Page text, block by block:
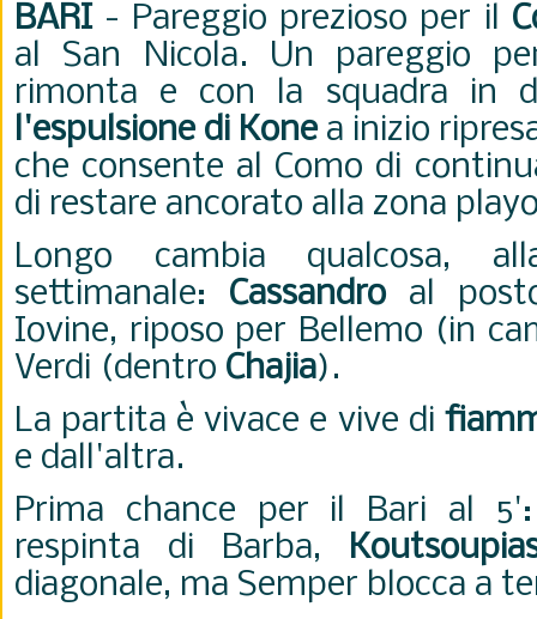
BARI- Pareggio prezioso per il
al San Nicola. Un pareggio
rimonta e con la squadra in
l'espulsione di Konea inizio
che consente al Como di
di restare ancorato alla zona
Longo cambia qualcosa,
settimanale: Cassandroal
Iovine, riposo per Bellemo (in
Verdi (dentro Chajia).
La partita è vivace e vive di
e dall'altra.
Prima chance per il Bari al
respinta di Barba,
diagonale, ma Semper blocca a